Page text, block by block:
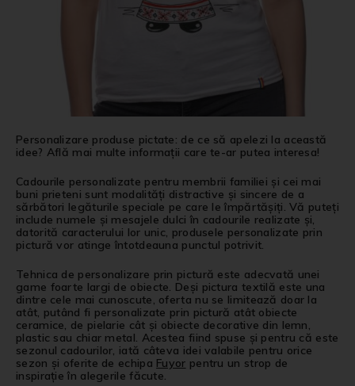
Personalizare produse pictate: de ce să apelezi la această
idee? Află mai multe informații care te-ar putea interesa!
Cadourile personalizate pentru membrii familiei și cei mai
buni prieteni sunt modalități distractive și sincere de a
sărbători legăturile speciale pe care le împărtășiți. Vă puteți
include numele și mesajele dulci în cadourile realizate și,
datorită caracterului lor unic, produsele personalizate prin
pictură vor atinge întotdeauna punctul potrivit.
Tehnica de personalizare prin pictură este adecvată unei
game foarte largi de obiecte. Deși pictura textilă este una
dintre cele mai cunoscute, oferta nu se limitează doar la
atât, putând fi personalizate prin pictură atât obiecte
ceramice, de pielarie cât și obiecte decorative din lemn,
plastic sau chiar metal. Acestea fiind spuse și pentru că este
sezonul cadourilor, iată câteva idei valabile pentru orice
sezon și oferite de echipa Fuyor pentru un strop de
inspirație în alegerile făcute.